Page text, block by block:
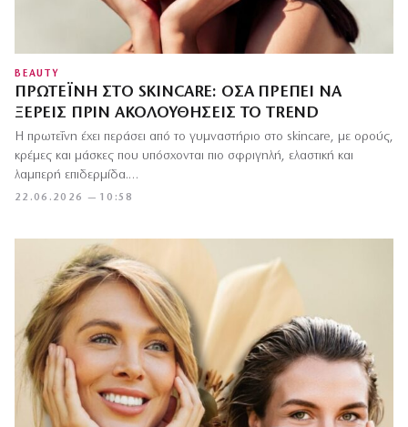
BEAUTY
ΠΡΩΤΕΪ́ΝΗ ΣΤΟ SKINCARE: ΌΣΑ ΠΡΈΠΕΙ ΝΑ
ΞΈΡΕΙΣ ΠΡΙΝ ΑΚΟΛΟΥΘΉΣΕΙΣ ΤΟ TREND
22.06.2026 — 10:58
Η πρωτεΐνη έχει περάσει από το γυμναστήριο στο skincare, με ορούς,
κρέμες και μάσκες που υπόσχονται πιο σφριγηλή, ελαστική και
λαμπερή επιδερμίδα.…